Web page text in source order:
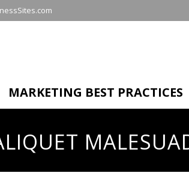
MARKETING BEST PRACTICES